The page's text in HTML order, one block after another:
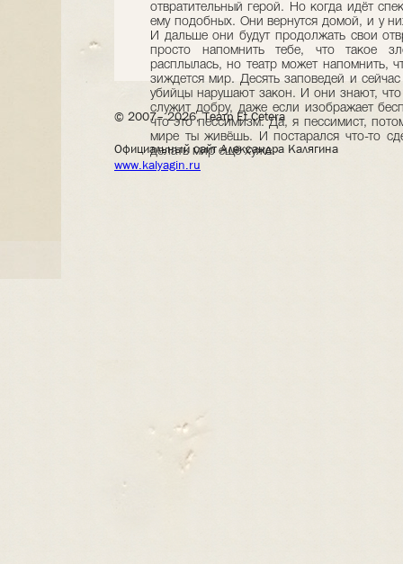
отвратительный герой. Но когда идёт
ему подобных. Они вернутся домой, и у
И дальше они будут продолжать свои
просто напомнить тебе, что такое
расплылась, но театр может напомнить,
зиждется мир. Десять заповедей и
убийцы нарушают закон. И они знают,
служит добру, даже если изображает
что это пессимизм. Да, я пессимист,
мире ты живёшь. И постарался что-то
делать мир ещё хуже.
© 2007– 2026, Театр Et Cetera
Официальный сайт Александра Калягина
www.kalyagin.ru